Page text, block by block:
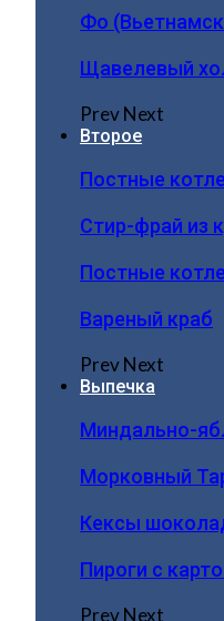
Фо
Щавелевый
PrevNext
Второе
Постные
Стир-фрай из
Постные
Вареный краб
PrevNext
Выпечка
Миндально-
Морковный
Кексы
Пироги c
PrevNext